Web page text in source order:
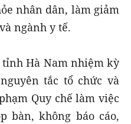
nhân dân, làm giảm
ngành y tế.
tỉnh Hà Nam nhiệm kỳ
tắc tổ chức và
Quy chế làm việc
bàn, không báo cáo,